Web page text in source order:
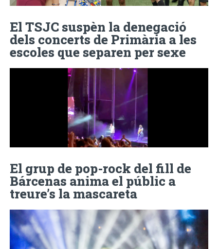
El TSJC suspèn la denegació
dels concerts de Primària a les
escoles que separen per sexe
El grup de pop-rock del fill de
Bárcenas anima el públic a
treure’s la mascareta